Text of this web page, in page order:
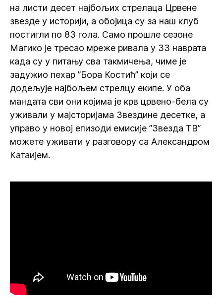
на листи десет најбољих стрелаца Црвене
звезде у историји, а обојица су за наш клуб
постигли по 83 гола. Само прошле сезоне
Магико је тресао мреже ривала у 33 наврата
када су у питању сва такмичења, чиме је
задужио пехар ”Бора Костић” који се
додељује најбољем стрелцу екипе. У оба
мандата сви они којима је крв црвено-бела су
уживали у мајсторијама Звездине десетке, а
управо у новој епизоди емисије ”Звезда ТВ”
можете уживати у разговору са Александром
Катаијем.